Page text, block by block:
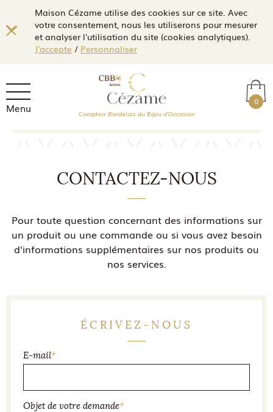
Maison Cézame utilise des cookies sur ce site. Avec
votre consentement, nous les utiliserons pour mesurer
et analyser l'utilisation du site (cookies analytiques).
J'accepte/ Personnaliser
Menu 0
Comptoir Bordelais du Bijou d'Occasion
CONTACTEZ-NOUS
Pour toute question concernant des informations sur
un produit ou une commande ou si vous avez besoin
d'informations supplémentaires sur nos produits ou
nos services.
ÉCRIVEZ-NOUS
E-mail*
Objet de votre demande*